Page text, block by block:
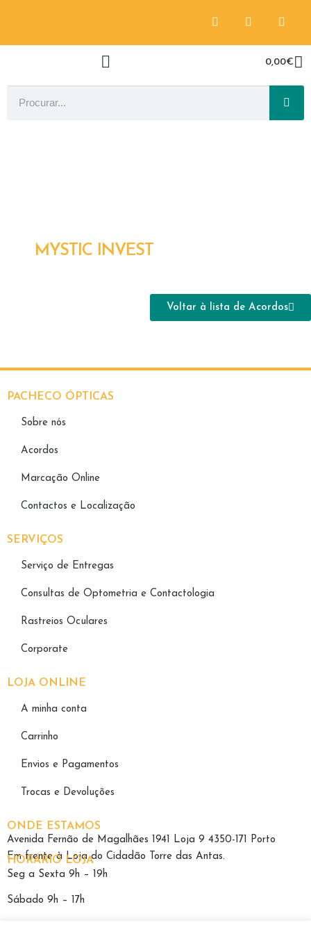
0,00€
MYSTIC INVEST
Voltar à lista de Acordos
PACHECO ÓPTICAS
Sobre nós
Acordos
Marcação Online
Contactos e Localização
SERVIÇOS
Serviço de Entregas
Consultas de Optometria e Contactologia​
Rastreios Oculares
Corporate
LOJA ONLINE
A minha conta
Carrinho
Envios e Pagamentos
Trocas e Devoluções
ONDE ESTAMOS
Avenida Fernão de Magalhães 1941 Loja 9 4350-171 Porto
Em frente à Loja do Cidadão Torre das Antas.
HORÁRIO LOJA
Seg a Sexta 9h – 19h
Sábado 9h – 17h